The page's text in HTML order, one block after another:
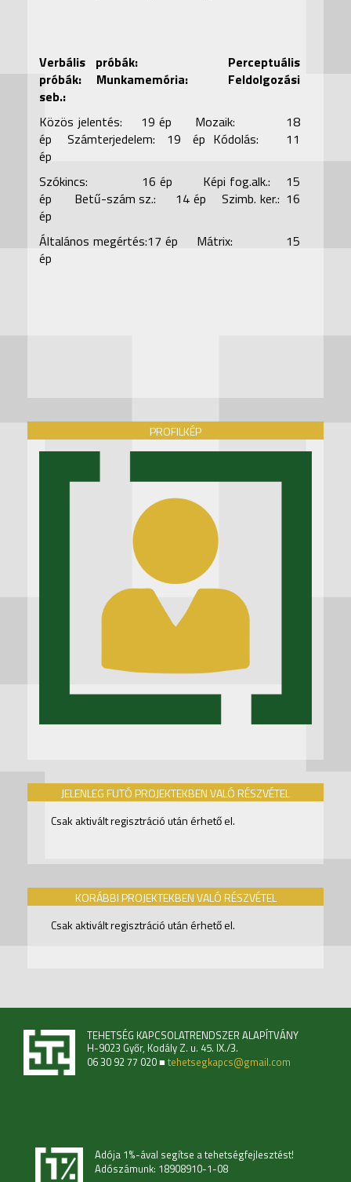
Verbális próbák: Perceptuális
próbák: Munkamemória: Feldolgozási
seb.:
Közös jelentés: 19 ép
Mozaik: 18
ép
Számterjedelem: 19 ép Kódolás: 11
ép
Szókincs: 16 ép Képi fog.alk.: 15
ép Betű-szám sz.: 14 ép Szimb. ker.: 16
ép
Általános megértés:17 ép Mátrix: 15
ép
PROFILKÉP
JELENLEG FUTÓ PROJEKTEKBEN VALÓ RÉSZVÉTEL
Csak aktivált regisztráció után érhető el.
KORÁBBI PROJEKTEKBEN VALÓ RÉSZVÉTEL
Csak aktivált regisztráció után érhető el.
TEHETSÉG KAPCSOLATRENDSZER ALAPÍTVÁNY
H-9023 Győr, Kodály Z. u. 45. IX./3.
06 30 92 77 020 ■ tehetsegkapcs@gmail.com
Adója 1%-ával segítse a tehetségfejlesztést!
Adószámunk: 18908910-1-08